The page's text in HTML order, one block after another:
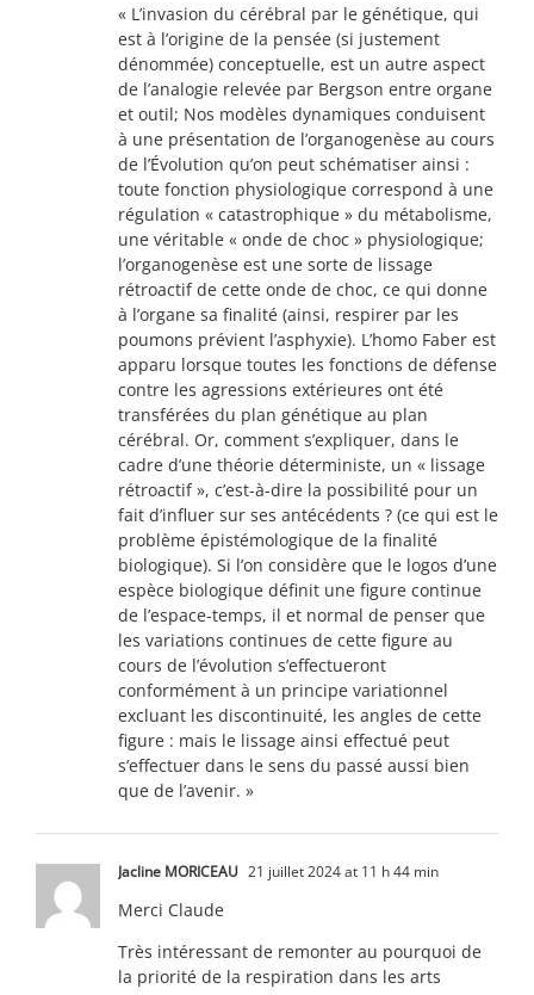
« L’invasion du cérébral par le génétique, qui
est à l’origine de la pensée (si justement
dénommée) conceptuelle, est un autre aspect
de l’analogie relevée par Bergson entre organe
et outil; Nos modèles dynamiques conduisent
à une présentation de l’organogenèse au cours
de l’Évolution qu’on peut schématiser ainsi :
toute fonction physiologique correspond à une
régulation « catastrophique » du métabolisme,
une véritable « onde de choc » physiologique;
l’organogenèse est une sorte de lissage
rétroactif de cette onde de choc, ce qui donne
à l’organe sa finalité (ainsi, respirer par les
poumons prévient l’asphyxie). L’homo Faber est
apparu lorsque toutes les fonctions de défense
contre les agressions extérieures ont été
transférées du plan génétique au plan
cérébral. Or, comment s’expliquer, dans le
cadre d’une théorie déterministe, un « lissage
rétroactif », c’est-à-dire la possibilité pour un
fait d’influer sur ses antécédents ? (ce qui est le
problème épistémologique de la finalité
biologique). Si l’on considère que le logos d’une
espèce biologique définit une figure continue
de l’espace-temps, il et normal de penser que
les variations continues de cette figure au
cours de l’évolution s’effectueront
conformément à un principe variationnel
excluant les discontinuité, les angles de cette
figure : mais le lissage ainsi effectué peut
s’effectuer dans le sens du passé aussi bien
que de l’avenir. »
Jacline MORICEAU 21 juillet 2024 at 11 h 44 min
Merci Claude
Très intéressant de remonter au pourquoi de
la priorité de la respiration dans les arts